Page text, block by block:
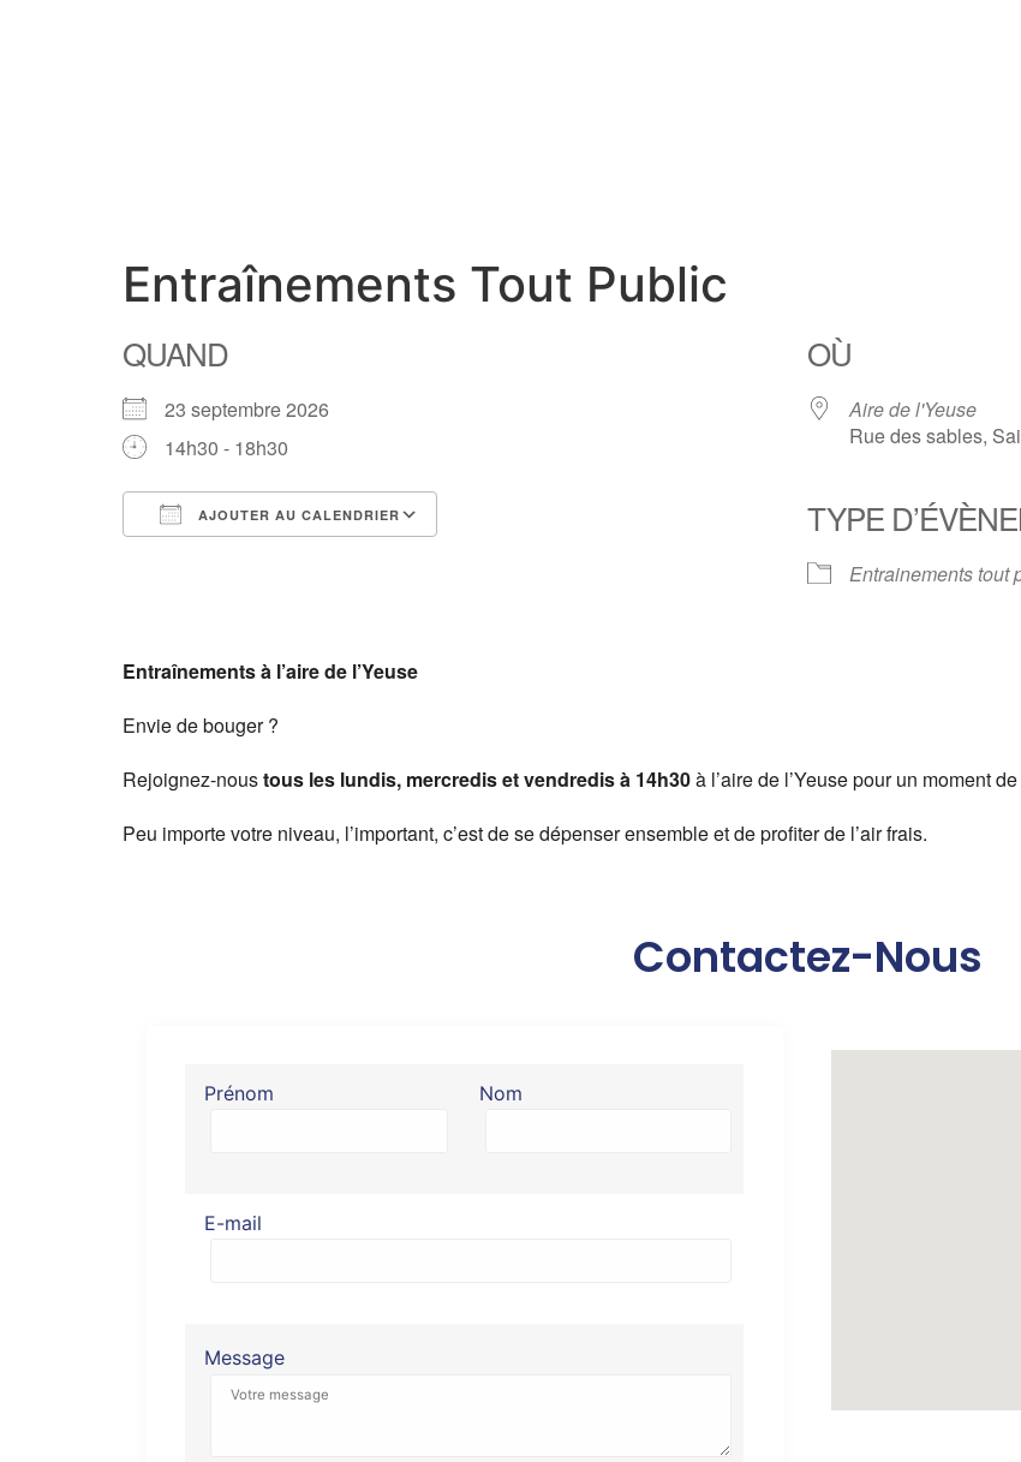
Entraînements Tout Public
QUAND
23 septembre 2026
14h30 - 18h30
AJOUTER AU CALENDRIER
iCalendar
OÙ
Aire de l'Yeuse
Rue des sables,
TYPE
Entrainements tout
Entraînements à l’aire de l’Yeuse
Envie de bouger ?
Rejoignez-noustous les lundis, mercredis et vendredis à 14h30à l’aire de l’Yeuse pour un moment
Peu importe votre niveau, l’important, c’est de se dépenser ensemble et de profiter de l’air frais.
Contactez-Nous
Prénom Nom
E-mail
Message